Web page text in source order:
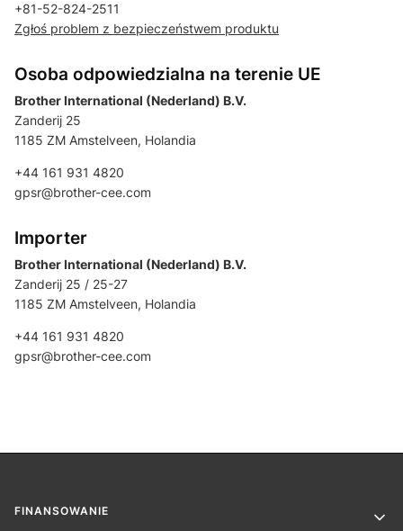
+81-52-824-2511
Zgłoś problem z bezpieczeństwem produktu
Osoba odpowiedzialna na terenie UE
Brother International (Nederland) B.V.
Zanderij 25
1185 ZM Amstelveen, Holandia
+44 161 931 4820
gpsr@brother-cee.com
Importer
Brother International (Nederland) B.V.
Zanderij 25 / 25-27
1185 ZM Amstelveen, Holandia
+44 161 931 4820
gpsr@brother-cee.com
Linki w stopce
FINANSOWANIE